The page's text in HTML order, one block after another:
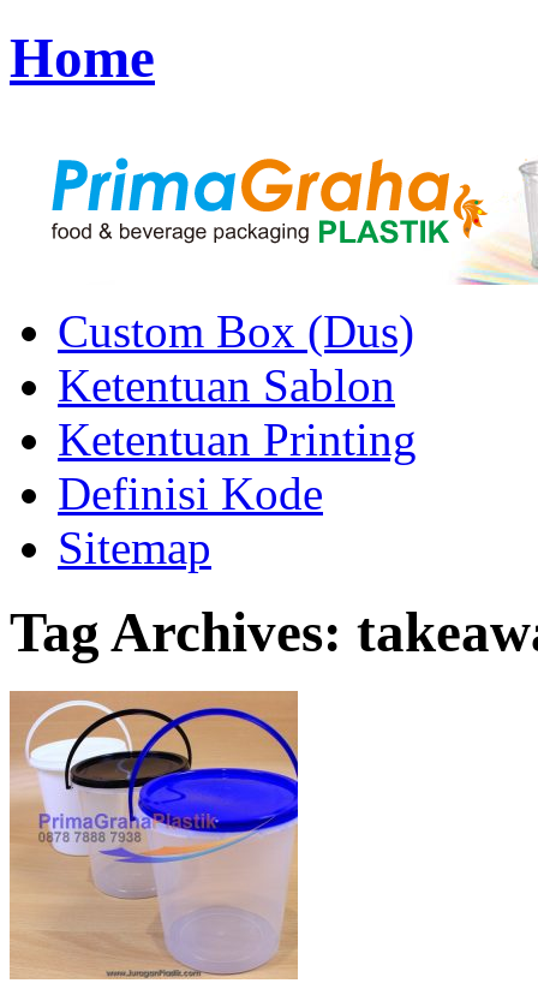
Home
Custom Box (Dus)
Ketentuan Sablon
Ketentuan Printing
Definisi Kode
Sitemap
Tag Archives: